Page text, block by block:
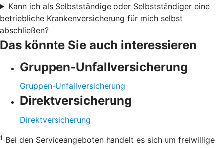
Kann ich als Selbstständige oder Selbstständiger eine
betriebliche Krankenversicherung für mich selbst
abschließen?
Das könnte Sie auch interessieren
Gruppen-Unfallversicherung
Gruppen-Unfallversicherung
Direktversicherung
Direktversicherung
1 Bei den Serviceangeboten handelt es sich um freiwillige